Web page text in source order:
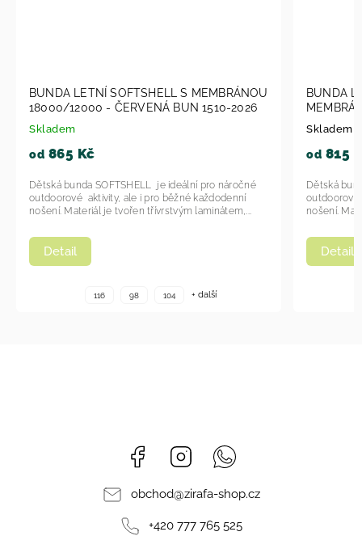
LETNÍ SOFTSHELL S MEMBRÁNOU
18000/12000 - ČERVENÁ BUN 1510-2026
865 Kč
bunda SOFTSHELL je ideální pro náročné
aktivity, ale i pro běžné každodenní
Materiál je tvořen třívrstvým laminátem,...
98 104 + další
BUNDA LETNÍ
MEMBRÁNOU
BUN 1506-2026
Skladem u
815 Kč
Dětská bunda
outdoorové aktivity,
nošení. Materiál je
Facebook Instagram
obchod@zirafa-shop.cz
+420 777 765 525